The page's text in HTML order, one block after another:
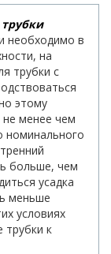
необходимо в
на
трубки с
этому
менее чем
номинального
больше, чем
усадка
меньше
условиях
трубки к